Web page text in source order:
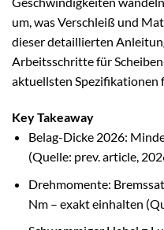
um, was Verschleiß und
dieser detaillierten
Arbeitsschritte für
aktuellsten Spezifikationen
Key Takeaway
Belag-Dicke 2026:
(Quelle: prev. article,
Drehmomente:
Nm – exakt einhalten